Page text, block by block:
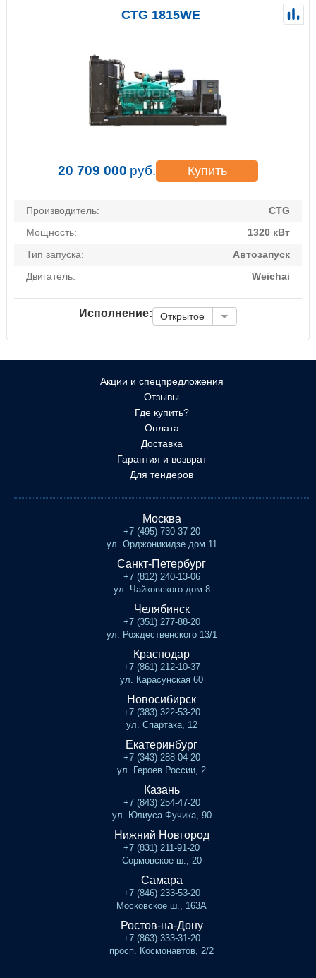
CTG 1815WE
20 709 000 руб. Купить
Производитель:
CTG
Мощность:
1320 кВт
Тип запуска:
Автозапуск
Двигатель:
Weichai
Исполнение: Открытое
Акции и спецпредложения
Отзывы
Где купить?
Оплата
Доставка
Гарантия и возврат
Для тендеров
Москва
+7 (495) 730-37-20
ул. Орджоникидзе дом 11
Санкт-Петербург
+7 (812) 240-13-06
ул. Чайковского дом 8
Челябинск
+7 (351) 277-88-20
ул. Рождественского 13/1
Краснодар
+7 (861) 212-10-37
ул. Карасунская 60
Новосибирск
+7 (383) 322-53-20
ул. Спартака, 12
Екатеринбург
+7 (343) 288-04-20
ул. Героев России, 2
Казань
+7 (843) 254-47-20
ул. Юлиуса Фучика, 90
Нижний Новгород
+7 (831) 211-91-20
Сормовское ш., 20
Самара
+7 (846) 233-53-20
Московское ш., 163А
Ростов-на-Дону
+7 (863) 333-31-20
просп. Космонавтов, 2/2